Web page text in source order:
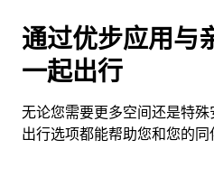
通过优步应用与
一起出行
无论您需要更多空间还是特
出行选项都能帮助您和您的同